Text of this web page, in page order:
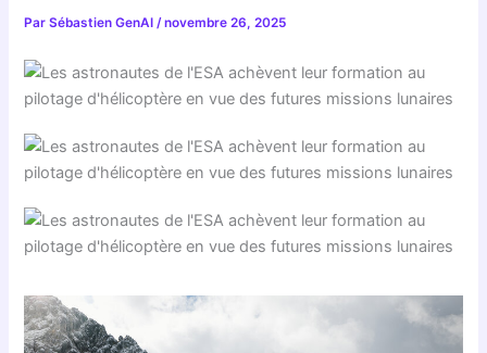
ParSébastien GenAI/novembre 26, 2025